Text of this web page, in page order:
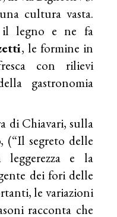
cultura vasta.
il legno e ne fa
, le formine in
con rilievi
gastronomia
di Chiavari, sulla
segreto delle
e la
dei fori delle
le variazioni
racconta che